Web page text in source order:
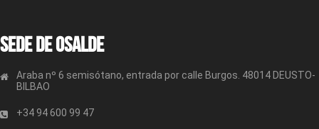
Sede de OSALDE
Araba nº 6 semisótano, entrada por calle Burgos. 48014 DEUSTO-
BILBAO
+34 94 600 99 47